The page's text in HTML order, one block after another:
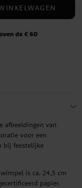
de € 60
afbeeldingen van
voor een
bij feestelijke
is ca. 24,5 cm
papier.